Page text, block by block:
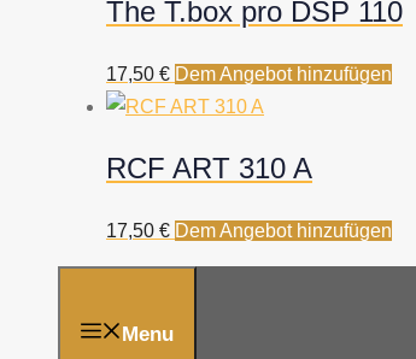
The T.box pro DSP 110
17,50 € Dem Angebot hinzufügen
RCF ART 310 A
17,50 € Dem Angebot hinzufügen
Menu